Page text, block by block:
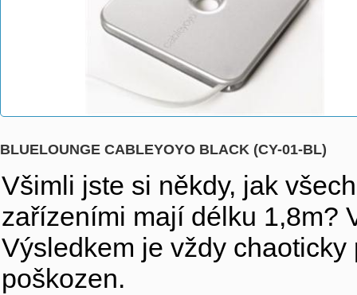
BLUELOUNGE CABLEYOYO BLACK (CY-01-BL)
Všimli jste si někdy, jak
zařízeními mají délku 1,8m?
Výsledkem je vždy
poškozen.